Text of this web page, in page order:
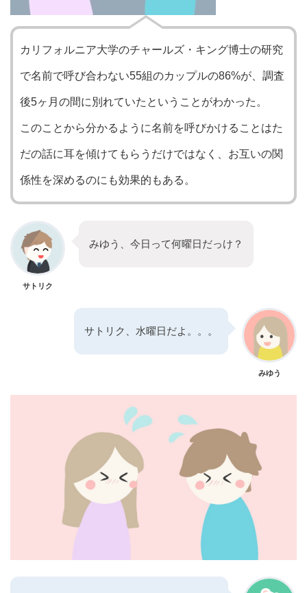
カリフォルニア大学のチャールズ・キング博士の研究
で名前で呼び合わない55組のカップルの86%が、調査
後5ヶ月の間に別れていたということがわかった。
このことから分かるように名前を呼びかけることはた
だの話に耳を傾けてもらうだけではなく、お互いの関
係性を深めるのにも効果的もある。
サトリク
みゆう、今日って何曜日だっけ？
サトリク、水曜日だよ。。。
みゆう